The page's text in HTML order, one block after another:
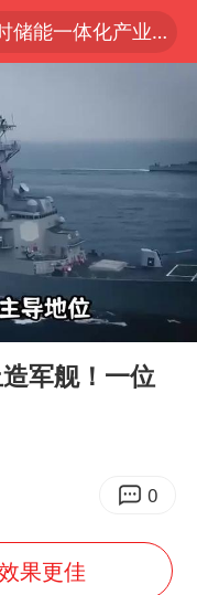
全球首个长时储能一体化产业园量产
奶茶怎么选
上海：台风白海豚或将带来龙卷风
4.9级地震致1死
中国女篮70-67险胜尼日利亚女篮
中巨芯：上半年归母净利润1405.77万元
万岁山NPC成功
票交易异常波动
军赛全军覆没
2026》歌王
U17国足三连胜晋级明日之星半决赛
集体大跌
东航：国内客票提前14天免费退改
05:54
军舰！一位
0
果更佳